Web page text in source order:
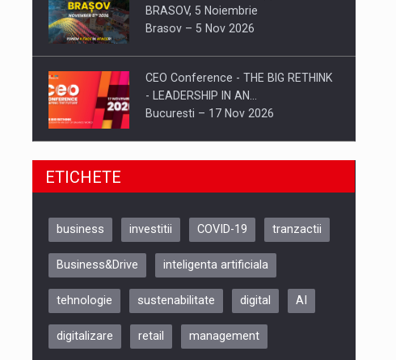
BRASOV, 5 Noiembrie
Brasov – 5 Nov 2026
CEO Conference - THE BIG RETHINK
- LEADERSHIP IN AN…
Bucuresti – 17 Nov 2026
Be Inspired. Make it Happen!, CLUJ, 9
ARTEMIS LETO, ORADEA, 8
Oradea – 8 Oct 2026
ETICHETE
business investitii COVID-19 tranzactii
Business&Drive inteligenta artificiala
tehnologie sustenabilitate digital AI
digitalizare retail management